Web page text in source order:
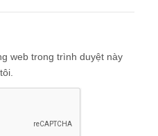
web trong trình duyệt này